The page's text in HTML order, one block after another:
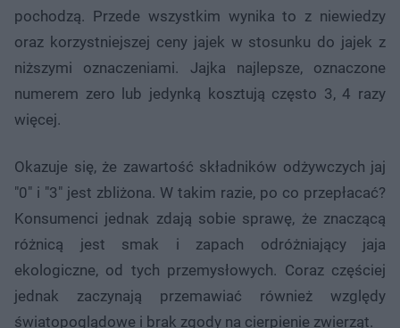
pochodzą. Przede wszystkim wynika to z niewiedzy
oraz korzystniejszej ceny jajek w stosunku do jajek z
niższymi oznaczeniami. Jajka najlepsze, oznaczone
numerem zero lub jedynką kosztują często 3, 4 razy
więcej.
Okazuje się, że zawartość składników odżywczych jaj
"0" i "3" jest zbliżona. W takim razie, po co przepłacać?
Konsumenci jednak zdają sobie sprawę, że znaczącą
różnicą jest smak i zapach odróżniający jaja
ekologiczne, od tych przemysłowych. Coraz częściej
jednak zaczynają przemawiać również względy
światopoglądowe i brak zgody na cierpienie zwierząt.